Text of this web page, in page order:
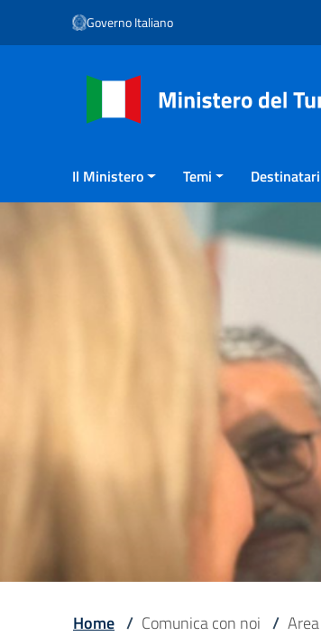
Vai ai contenuti
Vai al menu di navigazione
Governo Italiano
Il Ministero Temi Destinatari
Home / Comunica con noi /